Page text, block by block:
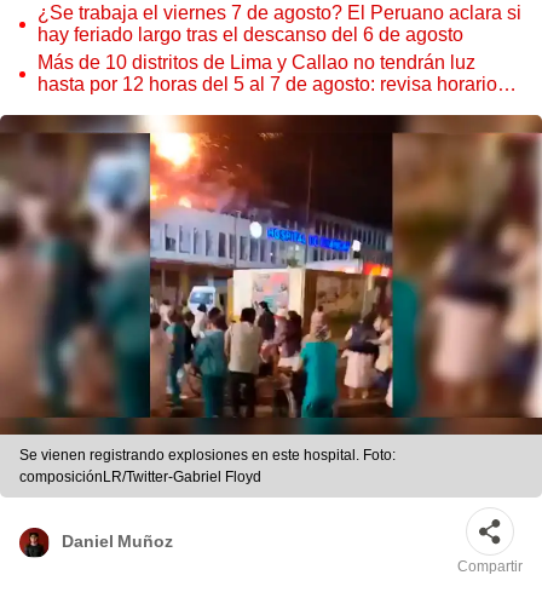
¿Se trabaja el viernes 7 de agosto? El Peruano aclara si
hay feriado largo tras el descanso del 6 de agosto
Más de 10 distritos de Lima y Callao no tendrán luz
hasta por 12 horas del 5 al 7 de agosto: revisa horarios y
Se vienen registrando explosiones en este hospital. Foto:
composiciónLR/Twitter-Gabriel Floyd
Daniel Muñoz
Compartir